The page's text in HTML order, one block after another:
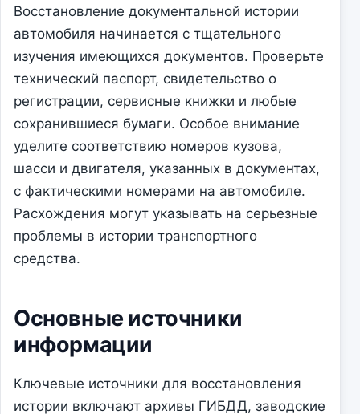
Восстановление документальной истории
автомобиля начинается с тщательного
изучения имеющихся документов. Проверьте
технический паспорт, свидетельство о
регистрации, сервисные книжки и любые
сохранившиеся бумаги. Особое внимание
уделите соответствию номеров кузова,
шасси и двигателя, указанных в документах,
с фактическими номерами на автомобиле.
Расхождения могут указывать на серьезные
проблемы в истории транспортного
средства.
Основные источники
информации
Ключевые источники для восстановления
истории включают архивы ГИБДД, заводские